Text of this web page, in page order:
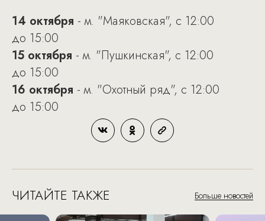
14 октября - м. "Маяковская", с 12:00
до 15:00
15 октября - м. "Пушкинская", с 12:00
до 15:00
16 октября - м. "Охотный ряд", с 12:00
до 15:00
ЧИТАЙТЕ ТАКЖЕ Больше новостей